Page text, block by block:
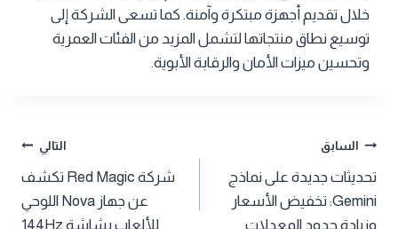
خلال تقديم أجهزة مبتكرة وآمنة. كما تسعى الشركة إلى
توسيع نطاق منتجاتها لتشمل المزيد من الفئات العمرية
وتحسين ميزات الأمان والرقابة الأبوية.
تصفّح
المقالات
السابق
تحديثات جديدة على نماذج
Gemini: تخفيض الأسعار
وزيادة حدود المعدلات
التالي
شركة Red Magic تكشف
عن جهاز Nova اللوحي
للألعاب بشاشة 144Hz